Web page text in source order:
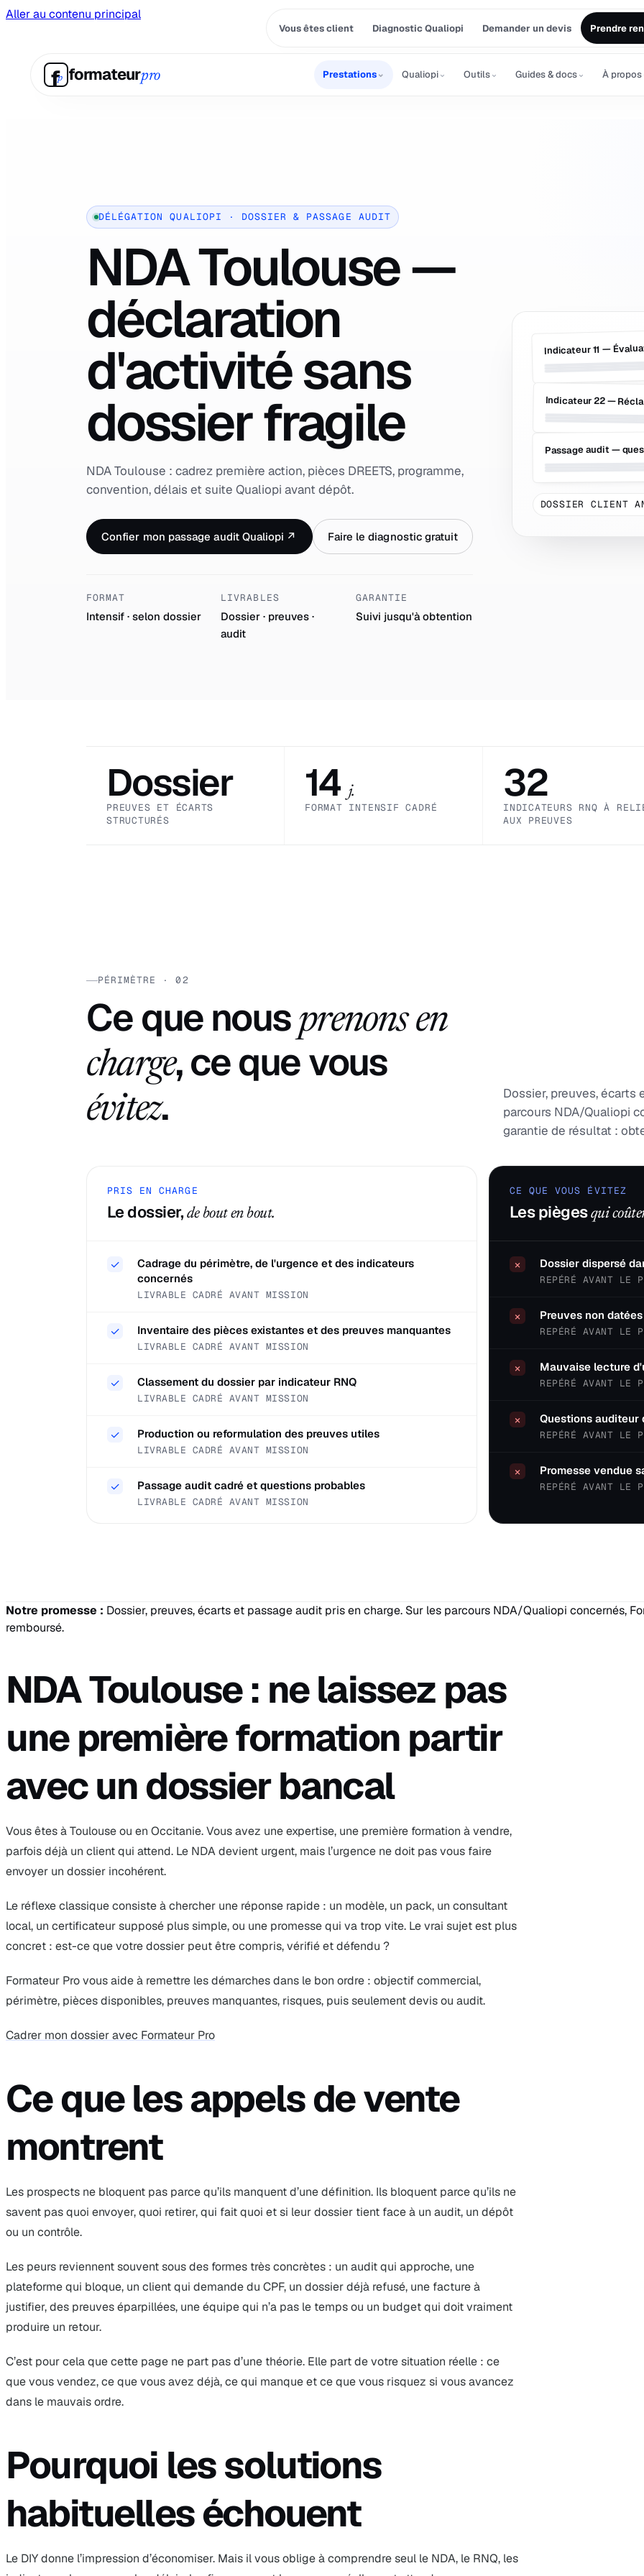
Aller au contenu principal
Vous êtes client Diagnostic Qualiopi Demander un devis Prendre
fp formateurpro Prestations⌄ Qualiopi⌄ Outils⌄ Guides & docs⌄ À propos
DÉLÉGATION QUALIOPI · DOSSIER & PASSAGE AUDIT
NDA Toulouse —
déclaration
d'activité sans
dossier fragile
NDA Toulouse : cadrez première action, pièces DREETS, programme,
convention, délais et suite Qualiopi avant dépôt.
Confier mon passage audit Qualiopi ↗ Faire le diagnostic gratuit
FORMAT
Intensif · selon dossier
LIVRABLES
Dossier · preuves ·
audit
GARANTIE
Suivi jusqu'à obtention
Indicateur 11 —
Indicateur 22 —
Passage audit —
DOSSIER CLIENT
Dossier
PREUVES ET ÉCARTS
STRUCTURÉS
14j.
FORMAT INTENSIF CADRÉ
32
INDICATEURS RNQ À
AUX PREUVES
PÉRIMÈTRE · 02
Ce que nous prenons en
charge, ce que vous
évitez.
Dossier, preuves, écarts
parcours NDA/Qualiopi
garantie de résultat :
PRIS EN CHARGE
Le dossier,de bout en bout.
✓
Cadrage du périmètre, de l'urgence et des indicateurs
concernés
LIVRABLE CADRÉ AVANT MISSION
✓ Inventaire des pièces existantes et des preuves manquantes
LIVRABLE CADRÉ AVANT MISSION
✓ Classement du dossier par indicateur RNQ
LIVRABLE CADRÉ AVANT MISSION
✓ Production ou reformulation des preuves utiles
LIVRABLE CADRÉ AVANT MISSION
✓ Passage audit cadré et questions probables
LIVRABLE CADRÉ AVANT MISSION
CE QUE VOUS ÉVITEZ
Les piègesqui
× Dossier dispersé
REPÉRÉ AVANT LE
× Preuves non
REPÉRÉ AVANT LE
× Mauvaise lecture
REPÉRÉ AVANT LE
× Questions
REPÉRÉ AVANT LE
× Promesse vendue
REPÉRÉ AVANT LE
Notre promesse : Dossier, preuves, écarts et passage audit pris en charge. Sur les parcours NDA/Qualiopi concernés,
remboursé.
NDA Toulouse : ne laissez pas
une première formation partir
avec un dossier bancal
Vous êtes à Toulouse ou en Occitanie. Vous avez une expertise, une première formation à vendre,
parfois déjà un client qui attend. Le NDA devient urgent, mais l’urgence ne doit pas vous faire
envoyer un dossier incohérent.
Le réflexe classique consiste à chercher une réponse rapide : un modèle, un pack, un consultant
local, un certificateur supposé plus simple, ou une promesse qui va trop vite. Le vrai sujet est plus
concret : est-ce que votre dossier peut être compris, vérifié et défendu ?
Formateur Pro vous aide à remettre les démarches dans le bon ordre : objectif commercial,
périmètre, pièces disponibles, preuves manquantes, risques, puis seulement devis ou audit.
Cadrer mon dossier avec Formateur Pro
Ce que les appels de vente
montrent
Les prospects ne bloquent pas parce qu’ils manquent d’une définition. Ils bloquent parce qu’ils ne
savent pas quoi envoyer, quoi retirer, qui fait quoi et si leur dossier tient face à un audit, un dépôt
ou un contrôle.
Les peurs reviennent souvent sous des formes très concrètes : un audit qui approche, une
plateforme qui bloque, un client qui demande du CPF, un dossier déjà refusé, une facture à
justifier, des preuves éparpillées, une équipe qui n’a pas le temps ou un budget qui doit vraiment
produire un retour.
C’est pour cela que cette page ne part pas d’une théorie. Elle part de votre situation réelle : ce
que vous vendez, ce que vous avez déjà, ce qui manque et ce que vous risquez si vous avancez
dans le mauvais ordre.
Pourquoi les solutions
habituelles échouent
Le DIY donne l’impression d’économiser. Mais il vous oblige à comprendre seul le NDA, le RNQ, les